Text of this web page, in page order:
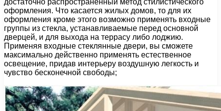
достаточно распространенный метод стилистического
оформления. Что касается жилых домов, то для их
оформления кроме этого возможно применять входные
группы из стекла, устанавливаемые перед основной
дверцей, и для выхода на террасу либо лоджию.
Применяя входные стеклянные двери, вы сможете
максимально действенно применять естественное
освещение, придав интерьеру воздушную легкость и
чувство бесконечной свободы;